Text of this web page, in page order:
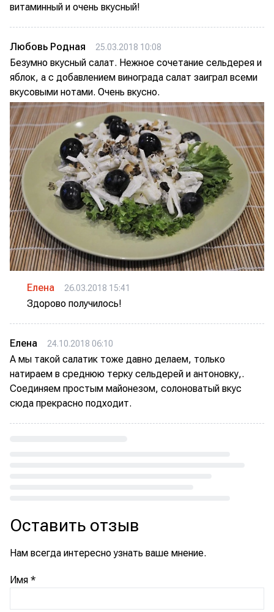
витаминный и очень вкусный!
Любовь Родная 25.03.2018 10:08
Безумно вкусный салат. Нежное сочетание сельдерея и
яблок, а с добавлением винограда салат заиграл всеми
вкусовыми нотами. Очень вкусно.
Елена 26.03.2018 15:41
Здорово получилось!
Елена 24.10.2018 06:10
А мы такой салатик тоже давно делаем, только
натираем в среднюю терку сельдерей и антоновку,.
Соединяем простым майонезом, солоноватый вкус
сюда прекрасно подходит.
Оставить отзыв
Нам всегда интересно узнать ваше мнение.
Имя *